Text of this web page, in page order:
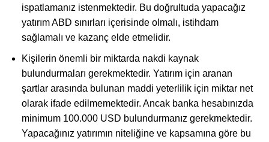
ispatlamanız istenmektedir. Bu doğrultuda yapacağız
yatırım ABD sınırları içerisinde olmalı, istihdam
sağlamalı ve kazanç elde etmelidir.
Kişilerin önemli bir miktarda nakdi kaynak
bulundurmaları gerekmektedir. Yatırım için aranan
şartlar arasında bulunan maddi yeterlilik için miktar net
olarak ifade edilmemektedir. Ancak banka hesabınızda
minimum 100.000 USD bulundurmanız gerekmektedir.
Yapacağınız yatırımın niteliğine ve kapsamına göre bu